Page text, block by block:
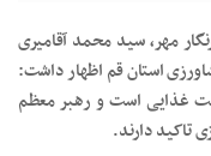
مهر، سید محمد آقامیری
استان قم اظهار داشت:
غذایی است و رهبر معظم
تاکید دارند.